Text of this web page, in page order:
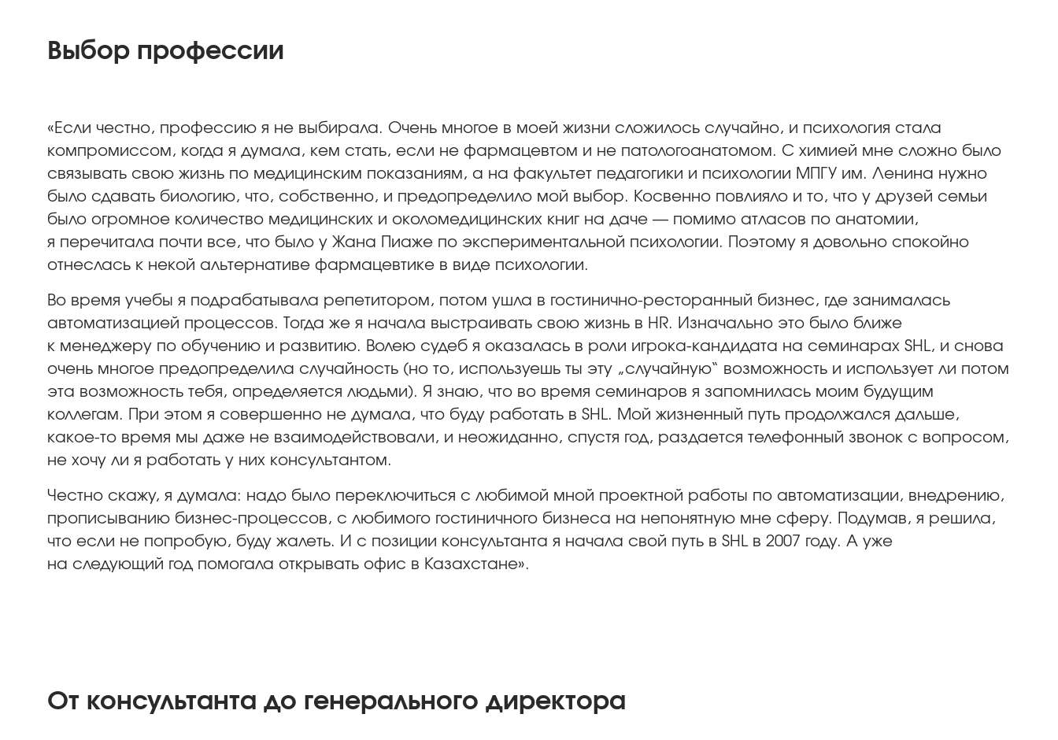
Выбор профессии
«Если честно, профессию я не выбирала. Очень многое в моей жизни сложилось случайно, и психология стала
компромиссом, когда я думала, кем стать, если не фармацевтом и не патологоанатомом. С химией мне сложно было
связывать свою жизнь по медицинским показаниям, а на факультет педагогики и психологии МПГУ им. Ленина нужно
было сдавать биологию, что, собственно, и предопределило мой выбор. Косвенно повлияло и то, что у друзей семьи
было огромное количество медицинских и околомедицинских книг на даче — помимо атласов по анатомии,
я перечитала почти все, что было у Жана Пиаже по экспериментальной психологии. Поэтому я довольно спокойно
отнеслась к некой альтернативе фармацевтике в виде психологии.
Во время учебы я подрабатывала репетитором, потом ушла в гостинично-ресторанный бизнес, где занималась
автоматизацией процессов. Тогда же я начала выстраивать свою жизнь в HR. Изначально это было ближе
к менеджеру по обучению и развитию. Волею судеб я оказалась в роли игрока-кандидата на семинарах SHL, и снова
очень многое предопределила случайность (но то, используешь ты эту „случайную“ возможность и использует ли потом
эта возможность тебя, определяется людьми). Я знаю, что во время семинаров я запомнилась моим будущим
коллегам. При этом я совершенно не думала, что буду работать в SHL. Мой жизненный путь продолжался дальше,
какое-то время мы даже не взаимодействовали, и неожиданно, спустя год, раздается телефонный звонок с вопросом,
не хочу ли я работать у них консультантом.
Честно скажу, я думала: надо было переключиться с любимой мной проектной работы по автоматизации, внедрению,
прописыванию бизнес-процессов, с любимого гостиничного бизнеса на непонятную мне сферу. Подумав, я решила,
что если не попробую, буду жалеть. И с позиции консультанта я начала свой путь в SHL в 2007 году. А уже
на следующий год помогала открывать офис в Казахстане».
От консультанта до генерального директора